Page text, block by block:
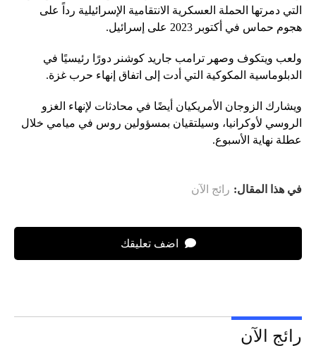
التي دمرتها الحملة العسكرية الانتقامية الإسرائيلية رداً على
هجوم حماس في أكتوبر 2023 على إسرائيل.
ولعب ويتكوف وصهر ترامب جاريد كوشنر دورًا رئيسيًا في
الدبلوماسية المكوكية التي أدت إلى اتفاق إنهاء حرب غزة.
ويشارك الزوجان الأمريكيان أيضًا في محادثات لإنهاء الغزو
الروسي لأوكرانيا، وسيلتقيان بمسؤولين روس في ميامي خلال
عطلة نهاية الأسبوع.
في هذا المقال: رائج الآن
اضف تعليقك
رائج الآن